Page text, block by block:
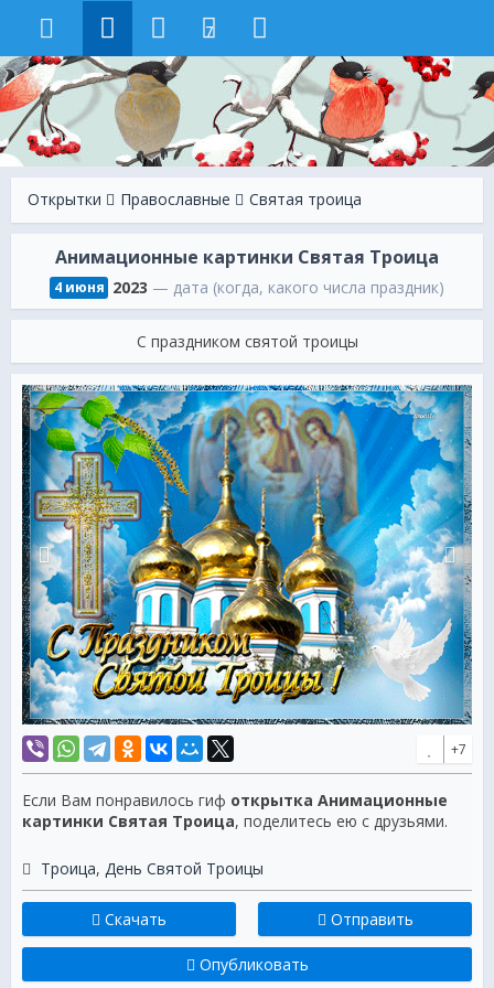
7
Открытки Православные Святая троица
Анимационные картинки Святая Троица
4 июня 2023 — дата (когда, какого числа праздник)
С праздником святой троицы
+7
Если Вам понравилось гиф открытка Анимационные
картинки Святая Троица, поделитесь ею с друзьями.
Троица, День Святой Троицы
Скачать Отправить
Опубликовать